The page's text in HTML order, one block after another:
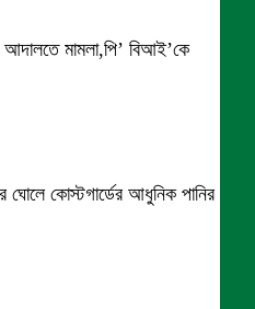
মামলা,পি’ বিআই’কে
কোস্টগার্ডের আধুনিক পানির